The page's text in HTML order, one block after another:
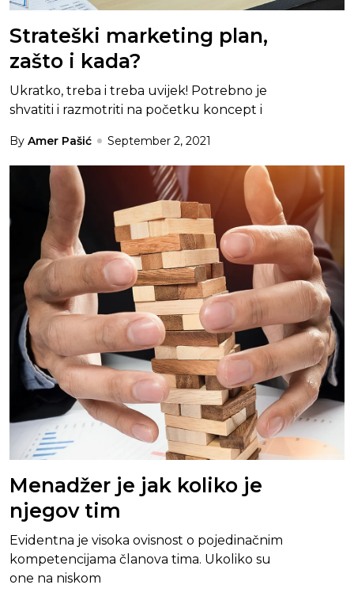
Strateški marketing plan,
zašto i kada?
Ukratko, treba i treba uvijek! Potrebno je
shvatiti i razmotriti na početku koncept i
By Amer Pašić September 2, 2021
Menadžer je jak koliko je
njegov tim
Evidentna je visoka ovisnost o pojedinačnim
kompetencijama članova tima. Ukoliko su
one na niskom